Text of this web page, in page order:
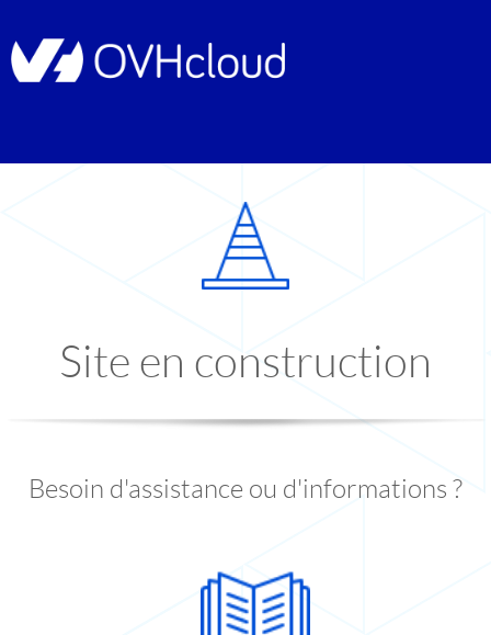
Site en construction
Besoin d'assistance ou d'informations ?